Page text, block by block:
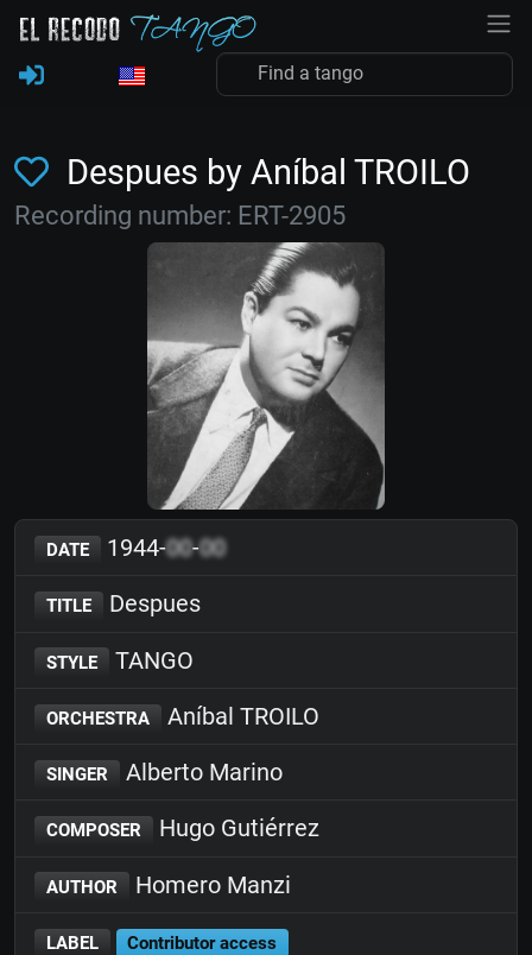
Despues by Aníbal TROILO
Recording number: ERT-2905
DATE 1944-00-00
TITLE Despues
STYLE TANGO
ORCHESTRA Aníbal TROILO
SINGER Alberto Marino
COMPOSER Hugo Gutiérrez
AUTHOR Homero Manzi
LABEL Contributor access